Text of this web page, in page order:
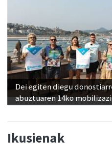
Dei egiten diegu
abuztuaren 14ko
Ikusienak